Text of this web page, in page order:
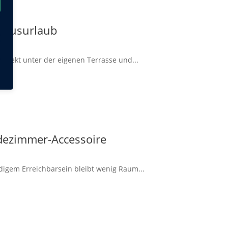
unter der eigenen Terrasse und...
Accessoire
Erreichbarsein bleibt wenig Raum...